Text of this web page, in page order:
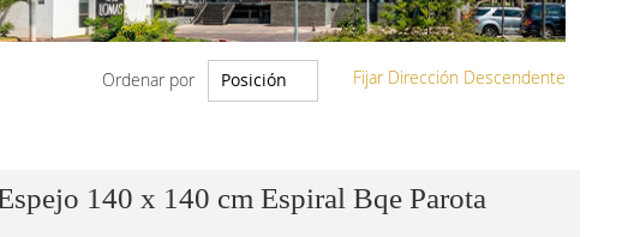
Ordenar por Fijar Dirección Descendente
140 x 140 cm Espiral Bqe Parota